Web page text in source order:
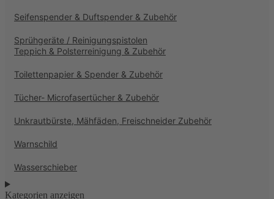
Seifenspender & Duftspender & Zubehör
Sprühgeräte / Reinigungspistolen
Teppich & Polsterreinigung & Zubehör
Toilettenpapier & Spender & Zubehör
Tücher- Microfasertücher & Zubehör
Unkrautbürste, Mähfäden, Freischneider Zubehör
Warnschild
Wasserschieber
Kategorien anzeigen